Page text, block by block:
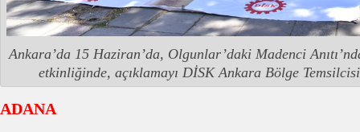
Ankara’da 15 Haziran’da, Olgunlar’daki Madenci
etkinliğinde, açıklamayı DİSK Ankara Bölge
ADANA